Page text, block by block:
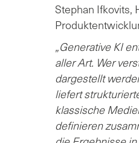
Stephan Ifkovits,
„Generative KI
aller Art. Wer
dargestellt
liefert
klassische
definieren